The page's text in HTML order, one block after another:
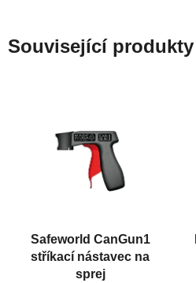
Související produkty
Safeworld CanGun1
stříkací nástavec na
sprej